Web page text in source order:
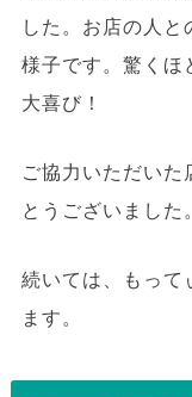
した。お店の人と
様子です。驚くほ
大喜び！
ご協力いただいた
とうございました。
続いては、もって
ます。